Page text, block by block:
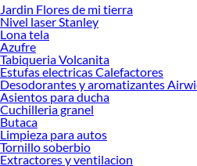
Jardin Flores de mi tierra
Nivel laser Stanley
Lona tela
Azufre
Tabiqueria Volcanita
Estufas electricas Calefactores
Desodorantes y aromatizantes
Asientos para ducha
Cuchilleria granel
Butaca
Limpieza para autos
Tornillo soberbio
Extractores y ventilacion